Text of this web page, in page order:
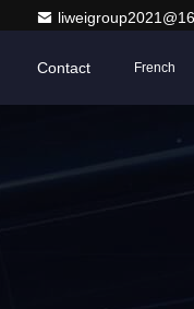
Contact French